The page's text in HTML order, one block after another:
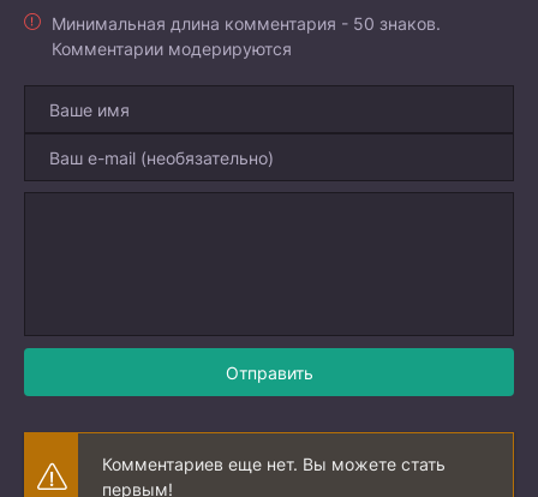
Минимальная длина комментария - 50 знаков.
Комментарии модерируются
Отправить
Комментариев еще нет. Вы можете стать
первым!